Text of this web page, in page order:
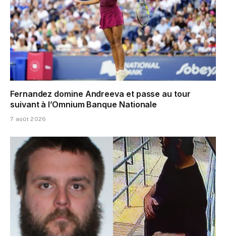
Fernandez domine Andreeva et passe au tour
suivant à l’Omnium Banque Nationale
7 août 2026